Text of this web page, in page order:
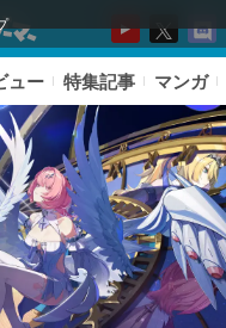
ュー 特集記事 マンガ